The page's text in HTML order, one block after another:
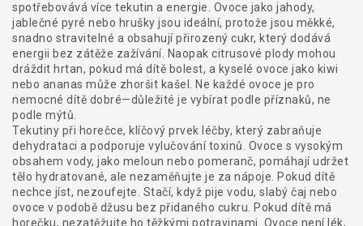
spotřebovává více tekutin a energie. Ovoce jako jahody,
jablečné pyré nebo hrušky jsou ideální, protože jsou měkké,
snadno stravitelné a obsahují přirozený cukr, který dodává
energii bez zátěže zažívání. Naopak citrusové plody mohou
dráždit hrtan, pokud má dítě bolest, a kyselé ovoce jako kiwi
nebo ananas může zhoršit kašel. Ne každé ovoce je pro
nemocné dítě dobré—důležité je vybírat podle příznaků, ne
podle mýtů.
Tekutiny při horečce, klíčový prvek léčby, který zabraňuje
dehydrataci a podporuje vylučování toxinů Ovoce s vysokým
obsahem vody, jako meloun nebo pomeranč, pomáhají udržet
tělo hydratované, ale nezaměňujte je za nápoje. Pokud dítě
nechce jíst, nezoufejte. Stačí, když pije vodu, slabý čaj nebo
ovoce v podobě džusu bez přidaného cukru. Pokud dítě má
horečku, nezatěžujte ho těžkými potravinami. Ovoce není lék,